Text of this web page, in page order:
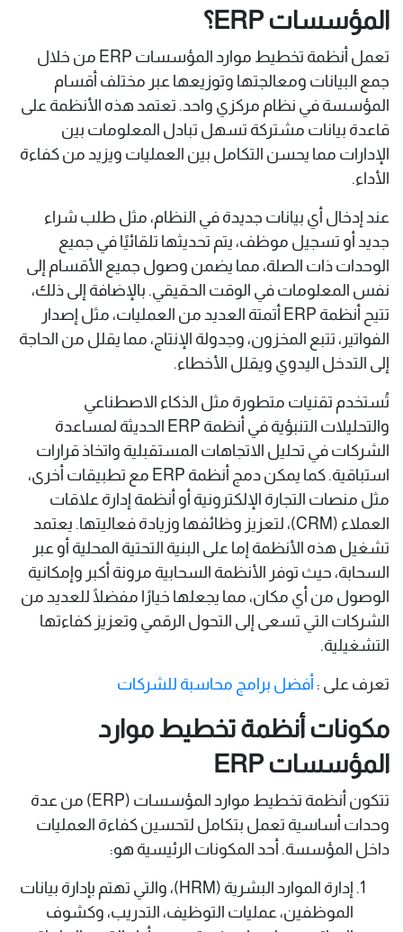
المؤسسات ERP؟
تعمل أنظمة تخطيط موارد المؤسسات ERP من خلال
جمع البيانات ومعالجتها وتوزيعها عبر مختلف أقسام
المؤسسة في نظام مركزي واحد. تعتمد هذه الأنظمة على
قاعدة بيانات مشتركة تسهل تبادل المعلومات بين
الإدارات مما يحسن التكامل بين العمليات ويزيد من كفاءة
الأداء.
عند إدخال أي بيانات جديدة في النظام، مثل طلب شراء
جديد أو تسجيل موظف، يتم تحديثها تلقائيًا في جميع
الوحدات ذات الصلة، مما يضمن وصول جميع الأقسام إلى
نفس المعلومات في الوقت الحقيقي. بالإضافة إلى ذلك،
تتيح أنظمة ERP أتمتة العديد من العمليات، مثل إصدار
الفواتير، تتبع المخزون، وجدولة الإنتاج، مما يقلل من الحاجة
إلى التدخل اليدوي ويقلل الأخطاء.
تُستخدم تقنيات متطورة مثل الذكاء الاصطناعي
والتحليلات التنبؤية في أنظمة ERP الحديثة لمساعدة
الشركات في تحليل الاتجاهات المستقبلية واتخاذ قرارات
استباقية. كما يمكن دمج أنظمة ERP مع تطبيقات أخرى،
مثل منصات التجارة الإلكترونية أو أنظمة إدارة علاقات
العملاء (CRM)، لتعزيز وظائفها وزيادة فعاليتها. يعتمد
تشغيل هذه الأنظمة إما على البنية التحتية المحلية أو عبر
السحابة، حيث توفر الأنظمة السحابية مرونة أكبر وإمكانية
الوصول من أي مكان، مما يجعلها خيارًا مفضلًا للعديد من
الشركات التي تسعى إلى التحول الرقمي وتعزيز كفاءتها
التشغيلية.
تعرف على : أفضل برامج محاسبة للشركات
مكونات أنظمة تخطيط موارد
المؤسسات ERP
تتكون أنظمة تخطيط موارد المؤسسات (ERP) من عدة
وحدات أساسية تعمل بتكامل لتحسين كفاءة العمليات
داخل المؤسسة. أحد المكونات الرئيسية هو:
إدارة الموارد البشرية (HRM)، والتي تهتم بإدارة بيانات
الموظفين، عمليات التوظيف، التدريب، وكشوف